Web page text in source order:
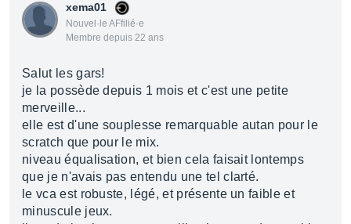
xema01
Nouvel·le AFfilié·e
Membre depuis 22 ans
Salut les gars!
je la possède depuis 1 mois et c'est une petite
merveille...
elle est d'une souplesse remarquable autan pour le
scratch que pour le mix.
niveau équalisation, et bien cela faisait lontemps
que je n'avais pas entendu une tel clarté.
le vca est robuste, légé, et présente un faible et
minuscule jeux.